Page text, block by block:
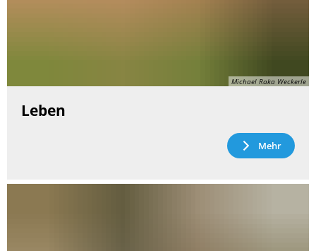
Michael Raka Weckerle
Leben
Mehr